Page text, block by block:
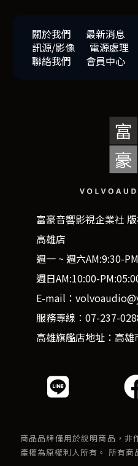
關於我們 最新消息
訊源/影像
電源處理
聯絡我們
會員中心
富豪音響影視企業社
高雄店
週一 ~ 週六AM:9:30-
週日AM:10:00-
E-mail：
服務專線：07-237-
高雄旗艦店地址：高
商品品牌僅用於說明商品，非
產權為原權利人所有。 所有